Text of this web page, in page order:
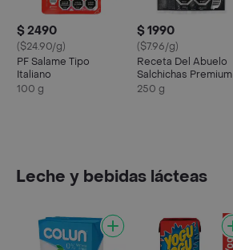
$ 2490
($24.90/g)
PF Salame Tipo
Italiano
100 g
$ 1990
($7.96/g)
Receta Del Abuelo
Salchichas Premium
250 g
Leche y bebidas lácteas